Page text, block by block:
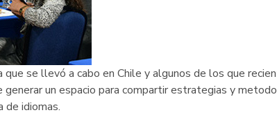
se llevó a cabo en Chile y algunos de los que
un espacio para compartir estrategias y
de idiomas.